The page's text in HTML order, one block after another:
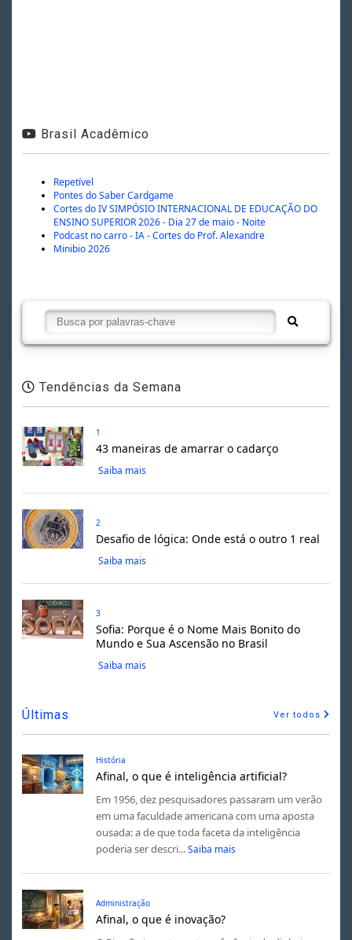
Brasil Acadêmico
Repetível
Pontes do Saber Cardgame
Cortes do IV SIMPÓSIO INTERNACIONAL DE EDUCAÇÃO DO
ENSINO SUPERIOR 2026 - Dia 27 de maio - Noite
Podcast no carro - IA - Cortes do Prof. Alexandre
Minibio 2026
Tendências da Semana
1
43 maneiras de amarrar o cadarço
Saiba mais
2
Desafio de lógica: Onde está o outro 1 real
Saiba mais
3
Sofia: Porque é o Nome Mais Bonito do
Mundo e Sua Ascensão no Brasil
Saiba mais
Últimas Ver todos
História
Afinal, o que é inteligência artificial?
Em 1956, dez pesquisadores passaram um verão
em uma faculdade americana com uma aposta
ousada: a de que toda faceta da inteligência
poderia ser descri... Saiba mais
Administração
Afinal, o que é inovação?